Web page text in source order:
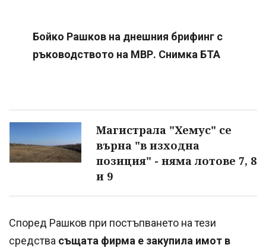
Бойко Рашков на днешния брифинг с
ръководството на МВР. Снимка БТА
Магистрала "Хемус" се
върна "в изходна
позиция" - няма лотове 7, 8
и 9
Според Рашков при постъпването на тези
средства същата фирма е закупила имот в